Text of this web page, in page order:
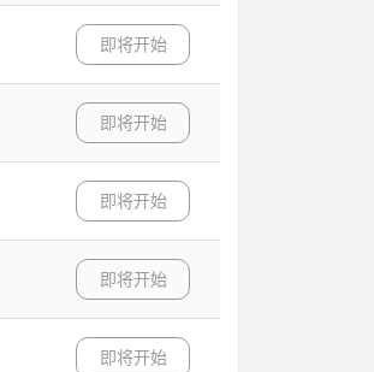
即将开始
即将开始
即将开始
即将开始
即将开始